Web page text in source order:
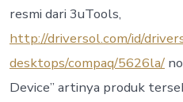
resmi dari 3uTools,
http://driversol.com/id/
desktops/compaq/5626la/
Device” artinya produk